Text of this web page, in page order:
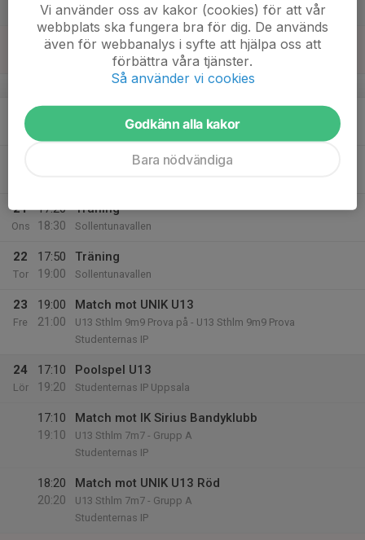
Sollentunavallen
08:30
Café
v.4
Mån
21
Ons
17:20
18:30
Träning
Sollentunavallen
22
Tor
17:50
19:00
Träning
Sollentunavallen
23
Fre
19:00
21:00
Match mot UNIK U13
U13 Sthlm 9m9 Prova på - U13 Sthlm 9m9 Prova
Studenternas IP
24
Lör
17:10
19:20
Poolspel U13
Studenternas IP Uppsala
17:10
19:10
Match mot IK Sirius Bandyklubb
U13 Sthlm 7m7 - Grupp A
Studenternas IP
18:20
20:20
Match mot UNIK U13 Röd
U13 Sthlm 7m7 - Grupp A
Studenternas IP
Vi använder oss av kakor (cookies) för att vår
webbplats ska fungera bra för dig. De används
även för webbanalys i syfte att hjälpa oss att
förbättra våra tjänster.
Så använder vi cookies
Godkänn alla kakor
Bara nödvändiga